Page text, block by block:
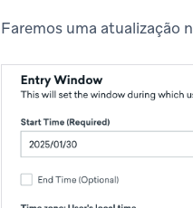
Faremos uma atualização